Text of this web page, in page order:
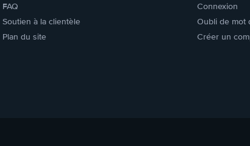
FAQ
Soutien à la clientèle
Plan du site
Connexion
Oubli de mot
Créer un